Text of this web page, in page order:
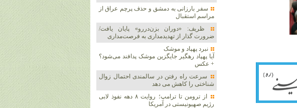
سفر بارزانی به دمشق و حذف پرچم عراق از
مراسم استقبال
ظریف: «دوران بزن‌دررو» پایان یافت/
ضرورت گذار از تهدیدمداری به فرصت‌مداری
نبرد پهپاد و موشک‌
آیا پهپاد رهگیر جایگزین موشک‌ پدافند می‌شود؟
+ عکس
سرعت راه رفتن در سالمندی احتمال زوال
شناختی را کاهش می دهد
از ترومن تا ترامپ؛ روایت ۸ دهه نفوذ لابی
رژیم صهیونیستی در آمریکا